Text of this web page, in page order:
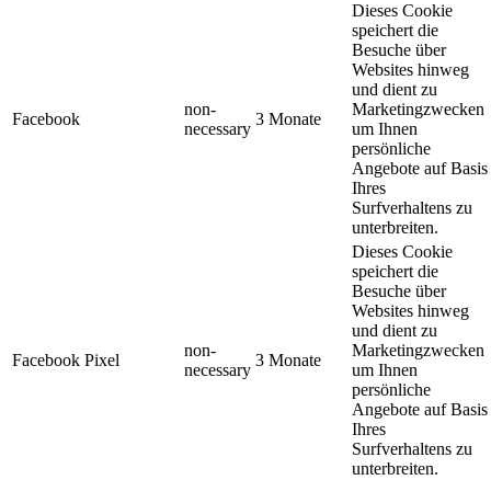
Facebook
non-
necessary
3 Monate
Dieses Cookie
speichert die
Besuche über
Websites hinweg
und dient zu
Marketingzwecken
um Ihnen
persönliche
Angebote auf Basis
Ihres
Surfverhaltens zu
unterbreiten.
Facebook Pixel
non-
necessary
3 Monate
Dieses Cookie
speichert die
Besuche über
Websites hinweg
und dient zu
Marketingzwecken
um Ihnen
persönliche
Angebote auf Basis
Ihres
Surfverhaltens zu
unterbreiten.